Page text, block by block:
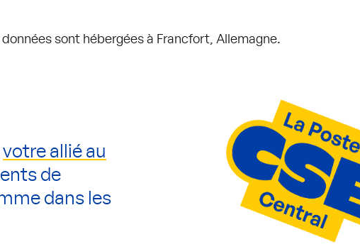
données sont hébergées à Francfort, Allemagne.
votre allié au
de
dans les